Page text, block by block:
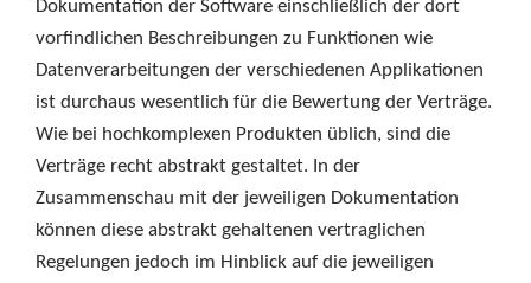
Dokumentation der Software einschließlich der dort
vorfindlichen Beschreibungen zu Funktionen wie
Datenverarbeitungen der verschiedenen Applikationen
ist durchaus wesentlich für die Bewertung der Verträge.
Wie bei hochkomplexen Produkten üblich, sind die
Verträge recht abstrakt gestaltet. In der
Zusammenschau mit der jeweiligen Dokumentation
können diese abstrakt gehaltenen vertraglichen
Regelungen jedoch im Hinblick auf die jeweiligen